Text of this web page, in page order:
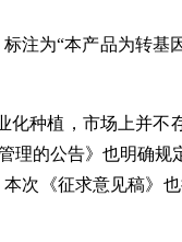
注为“本产品为转基
化种植，市场上并不
理的公告》也明确规
次《征求意见稿》